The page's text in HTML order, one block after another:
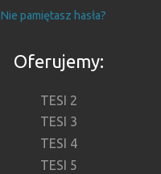
Nie pamiętasz hasła?
Oferujemy:
TESI 2
TESI 3
TESI 4
TESI 5